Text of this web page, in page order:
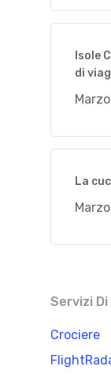
Isole
di
La
Servizi
Crociere